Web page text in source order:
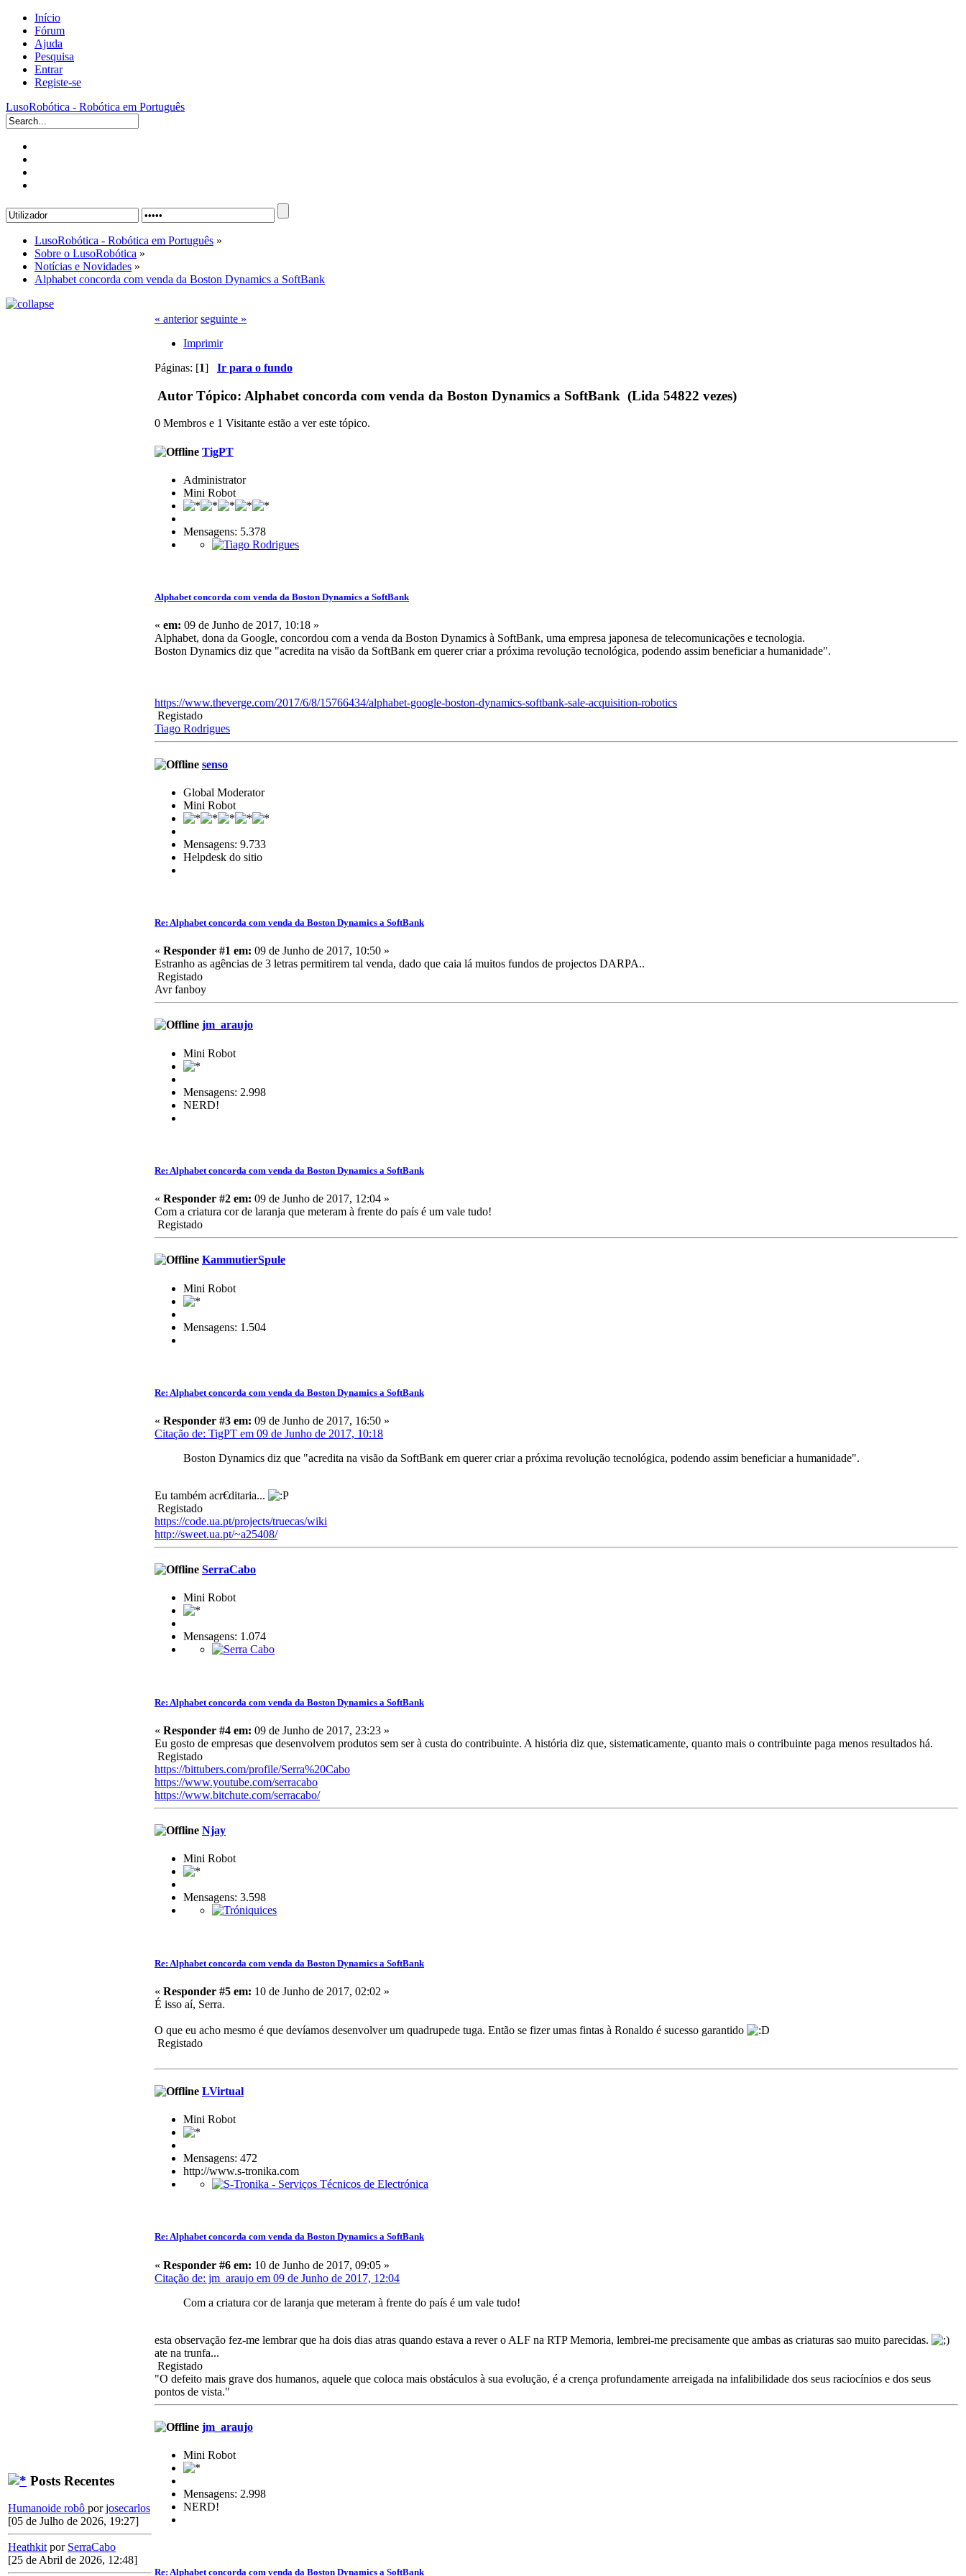
Início
Fórum
Ajuda
Pesquisa
Entrar
Registe-se
LusoRobótica - Robótica em Português
LusoRobótica - Robótica em Português »
Sobre o LusoRobótica »
Notícias e Novidades »
Alphabet concorda com venda da Boston Dynamics a SoftBank
Posts Recentes
Humanoide robô porjosecarlos
[05 de Julho de 2026, 19:27]
Heathkit por SerraCabo
[25 de Abril de 2026, 12:48]
« anterior seguinte »
Imprimir
Páginas: [1] Ir para o fundo
Autor Tópico: Alphabet concorda com venda da Boston Dynamics a SoftBank (Lida 54822 vezes)
0 Membros e 1 Visitante estão a ver este tópico.
TigPT
Administrator
Mini Robot
Mensagens: 5.378
Alphabet concorda com venda da Boston Dynamics a SoftBank
« em: 09 de Junho de 2017, 10:18 »
Alphabet, dona da Google, concordou com a venda da Boston Dynamics à SoftBank, uma empresa japonesa de telecomunicações e tecnologia.
Boston Dynamics diz que "acredita na visão da SoftBank em querer criar a próxima revolução tecnológica, podendo assim beneficiar a humanidade".
https://www.theverge.com/2017/6/8/15766434/alphabet-google-boston-dynamics-softbank-sale-acquisition-robotics
Registado
Tiago Rodrigues
senso
Global Moderator
Mini Robot
Mensagens: 9.733
Helpdesk do sitio
Re: Alphabet concorda com venda da Boston Dynamics a SoftBank
« Responder #1 em: 09 de Junho de 2017, 10:50 »
Estranho as agências de 3 letras permitirem tal venda, dado que caia lá muitos fundos de projectos DARPA..
Registado
Avr fanboy
jm_araujo
Mini Robot
Mensagens: 2.998
NERD!
Re: Alphabet concorda com venda da Boston Dynamics a SoftBank
« Responder #2 em: 09 de Junho de 2017, 12:04 »
Com a criatura cor de laranja que meteram à frente do país é um vale tudo!
Registado
KammutierSpule
Mini Robot
Mensagens: 1.504
Re: Alphabet concorda com venda da Boston Dynamics a SoftBank
« Responder #3 em: 09 de Junho de 2017, 16:50 »
Citação de: TigPT em 09 de Junho de 2017, 10:18
Boston Dynamics diz que "acredita na visão da SoftBank em querer criar a próxima revolução tecnológica, podendo assim beneficiar a humanidade".
Eu também acr€ditaria...
Registado
https://code.ua.pt/projects/truecas/wiki
http://sweet.ua.pt/~a25408/
SerraCabo
Mini Robot
Mensagens: 1.074
Re: Alphabet concorda com venda da Boston Dynamics a SoftBank
« Responder #4 em: 09 de Junho de 2017, 23:23 »
Eu gosto de empresas que desenvolvem produtos sem ser à custa do contribuinte. A história diz que, sistematicamente, quanto mais o contribuinte paga menos resultados há.
Registado
https://bittubers.com/profile/Serra%20Cabo
https://www.youtube.com/serracabo
https://www.bitchute.com/serracabo/
Njay
Mini Robot
Mensagens: 3.598
Re: Alphabet concorda com venda da Boston Dynamics a SoftBank
« Responder #5 em: 10 de Junho de 2017, 02:02 »
É isso aí, Serra.
O que eu acho mesmo é que devíamos desenvolver um quadrupede tuga. Então se fizer umas fintas à Ronaldo é sucesso garantido
Registado
LVirtual
Mini Robot
Mensagens: 472
http://www.s-tronika.com
Re: Alphabet concorda com venda da Boston Dynamics a SoftBank
« Responder #6 em: 10 de Junho de 2017, 09:05 »
Citação de: jm_araujo em 09 de Junho de 2017, 12:04
Com a criatura cor de laranja que meteram à frente do país é um vale tudo!
esta observação fez-me lembrar que ha dois dias atras quando estava a rever o ALF na RTP Memoria, lembrei-me precisamente que ambas as criaturas sao muito parecidas.
ate na trunfa...
Registado
"O defeito mais grave dos humanos, aquele que coloca mais obstáculos à sua evolução, é a crença profundamente arreigada na infalibilidade dos seus raciocínios e dos seus
pontos de vista."
jm_araujo
Mini Robot
Mensagens: 2.998
NERD!
Re: Alphabet concorda com venda da Boston Dynamics a SoftBank